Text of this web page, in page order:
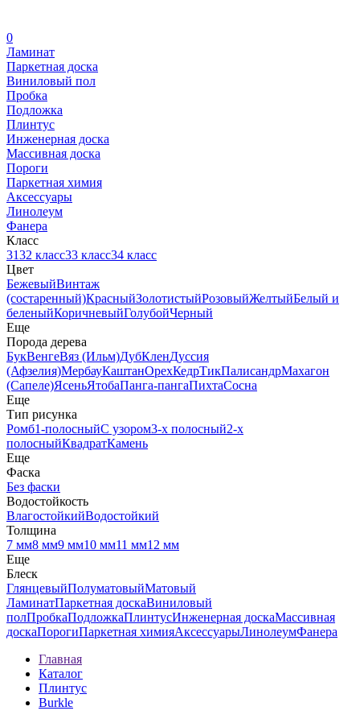
0
Ламинат
Паркетная доска
Виниловый пол
Пробка
Подложка
Плинтус
Инженерная доска
Массивная доска
Пороги
Паркетная химия
Аксессуары
Линолеум
Фанера
Класс
3132 класс33 класс34 класс
Цвет
БежевыйВинтаж
(состаренный)КрасныйЗолотистыйРозовыйЖелтыйБелый и
беленыйКоричневыйГолубойЧерный
Еще
Порода дерева
БукВенгеВяз (Ильм)ДубКленДуссия
(Афзелия)МербауКаштанОрехКедрТикПалисандрМахагон
(Сапеле)ЯсеньЯтобаПанга-пангаПихтаСосна
Еще
Тип рисунка
Ромб1-полосныйС узором3-х полосный2-х
полосныйКвадратКамень
Еще
Фаска
Без фаски
Водостойкость
ВлагостойкийВодостойкий
Толщина
7 мм8 мм9 мм10 мм11 мм12 мм
Еще
Блеск
ГлянцевыйПолуматовыйМатовый
ЛаминатПаркетная доскаВиниловый
полПробкаПодложкаПлинтусИнженерная доскаМассивная
доскаПорогиПаркетная химияАксессуарыЛинолеумФанера
Главная
Каталог
Плинтус
Burkle